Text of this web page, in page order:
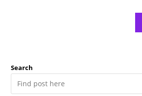
Search